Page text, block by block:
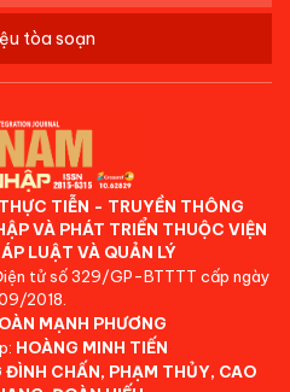
RSS
©AICMS v2022